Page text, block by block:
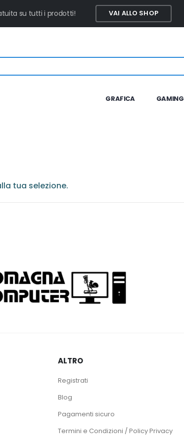
su tutti i prodotti! VAI ALLO SHOP
GRAFICA GAMING
tua selezione.
ALTRO
Registrati
Blog
Pagamenti sicuro
Termini e Condizioni / Policy Privacy